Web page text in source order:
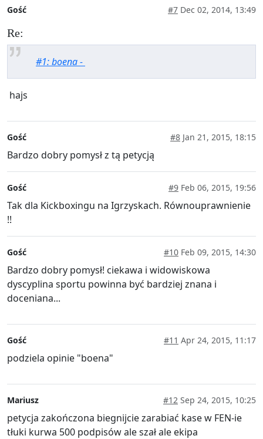
Gość #7 Dec 02, 2014, 13:49
Re:
#1: boena -
hajs
Gość #8 Jan 21, 2015, 18:15
Bardzo dobry pomysł z tą petycją
Gość #9 Feb 06, 2015, 19:56
Tak dla Kickboxingu na Igrzyskach. Równouprawnienie
!!
Gość #10 Feb 09, 2015, 14:30
Bardzo dobry pomysł! ciekawa i widowiskowa
dyscyplina sportu powinna być bardziej znana i
doceniana...
Gość #11 Apr 24, 2015, 11:17
podziela opinie "boena"
Mariusz #12 Sep 24, 2015, 10:25
petycja zakończona biegnijcie zarabiać kase w FEN-ie
tłuki kurwa 500 podpisów ale szał ale ekipa